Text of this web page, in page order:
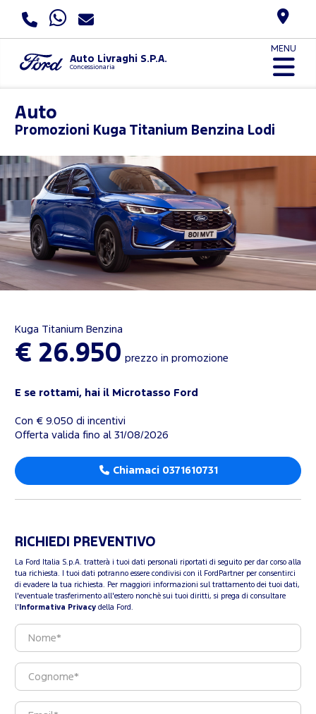
Auto Livraghi S.P.A.
Concessionaria
MENU
Auto
Promozioni Kuga Titanium Benzina Lodi
Kuga Titanium Benzina
€ 26.950 prezzo in promozione
E se rottami, hai il Microtasso Ford
Con € 9.050 di incentivi
Offerta valida fino al 31/08/2026
Chiamaci 0371610731
RICHIEDI PREVENTIVO
La Ford Italia S.p.A. tratterà i tuoi dati personali riportati di seguito per dar corso alla
tua richiesta. I tuoi dati potranno essere condivisi con il FordPartner per consentirci
di evadere la tua richiesta. Per maggiori informazioni sul trattamento dei tuoi dati,
l'eventuale trasferimento all'estero nonchè sui tuoi diritti, si prega di consultare
l' Informativa Privacy della Ford.